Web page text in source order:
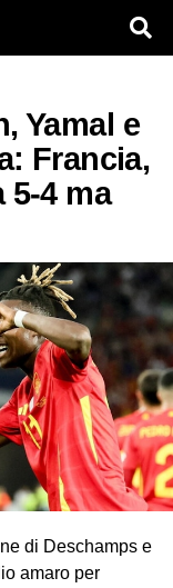
Yamal e
Francia,
5-4 ma
di Deschamps e
amaro per